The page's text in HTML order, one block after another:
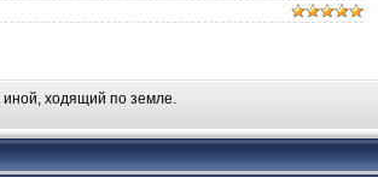
ходящий по земле.